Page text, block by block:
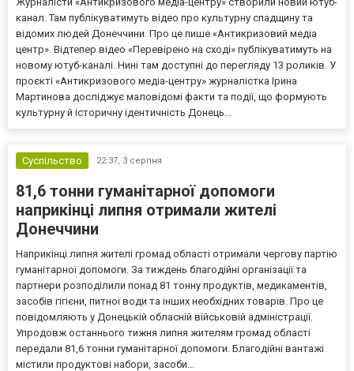
канал. Там публікуватимуть відео про культурну спадщину та
відомих людей Донеччини. Про це пише «Антикризовий медіа
центр». Відтепер відео «Перевірено на сході» публікуватимуть на
новому ютуб-каналі. Нині там доступні до перегляду 13 роликів. У
проєкті «Антикризового медіа-центру» журналістка Ірина
Мартинова досліджує маловідомі факти та події, що формують
культурну й історичну ідентичність Донець...
Суспільство 22:37, 3 серпня
81,6 тонни гуманітарної допомоги
наприкінці липня отримали жителі
Донеччини
Наприкінці липня жителі громад області отримали чергову партію
гуманітарної допомоги. За тиждень благодійні організації та
партнери розподілили понад 81 тонну продуктів, медикаментів,
засобів гігієни, питної води та інших необхідних товарів. Про це
повідомляють у Донецькій обласній військовій адміністрації.
Упродовж останнього тижня липня жителям громад області
передали 81,6 тонни гуманітарної допомоги. Благодійні вантажі
містили продуктові набори, засоби...